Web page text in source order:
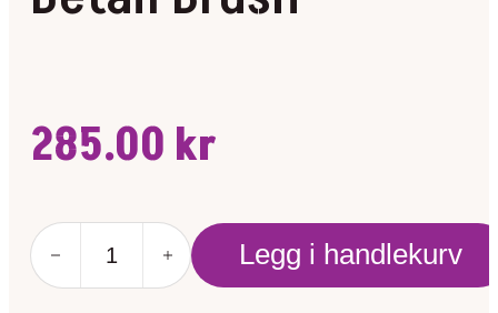
285.00 kr
Detail
Brush
antall
Legg i handlekurv